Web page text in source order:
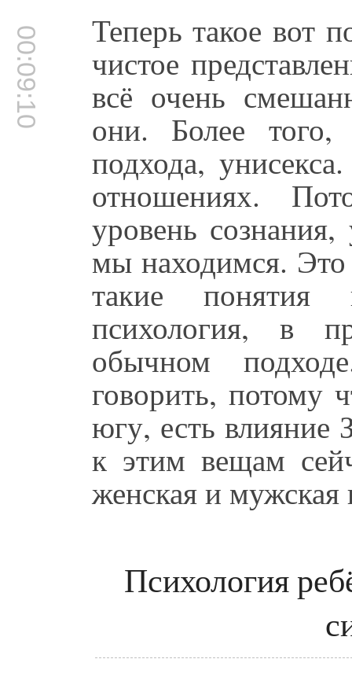
00:09:10 Теперь такое вот
чистое
всё очень
они. Более того,
подхода,
отношениях.
уровень
мы находимся.
такие
психология, в
обычном
говорить,
югу, есть влияние
к этим вещам
женская и мужская
Психология